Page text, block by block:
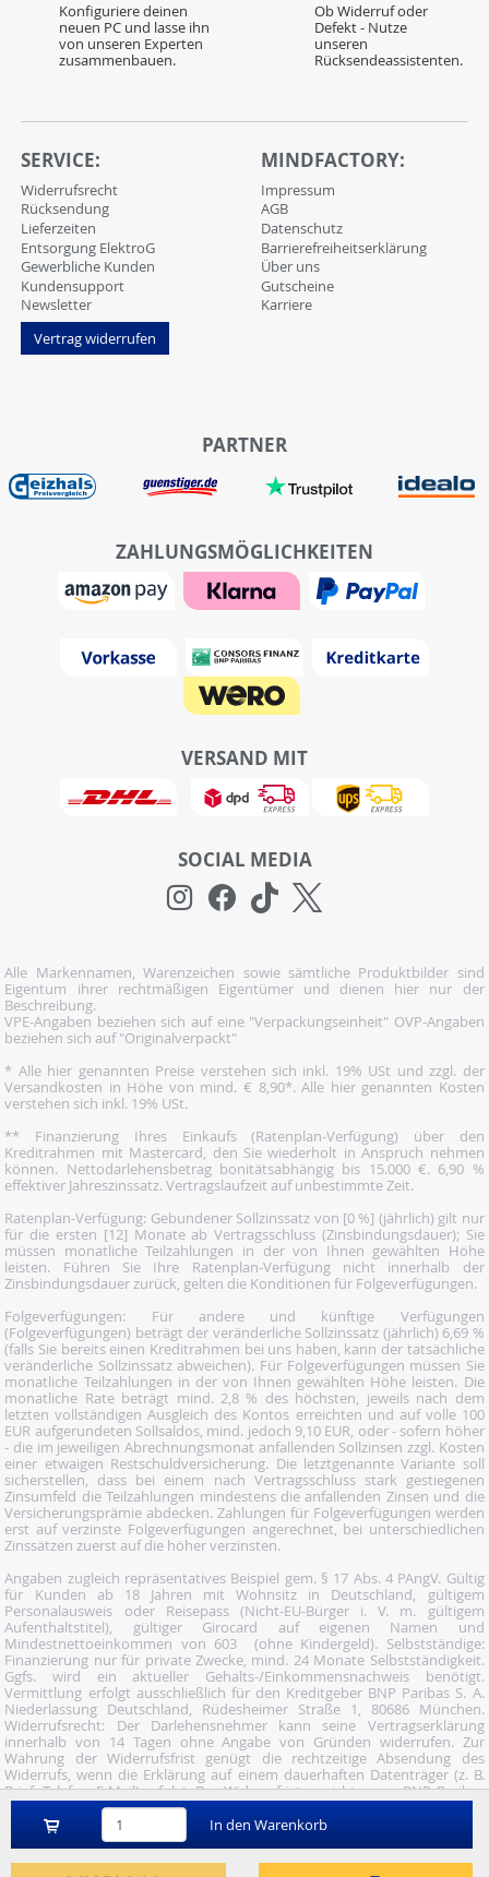
In den Warenkorb
Konfiguriere deinen
neuen PC und lasse ihn
von unseren Experten
zusammenbauen.
Ob Widerruf oder
Defekt - Nutze
unseren
Rücksendeassistenten.
SERVICE:
Widerrufsrecht
Rücksendung
Lieferzeiten
Entsorgung ElektroG
Gewerbliche Kunden
Kundensupport
Newsletter
Vertrag widerrufen
MINDFACTORY:
Impressum
AGB
Datenschutz
Barrierefreiheitserklärung
Über uns
Gutscheine
Karriere
PARTNER
ZAHLUNGSMÖGLICHKEITEN
VERSAND MIT
SOCIAL MEDIA
Alle Markennamen, Warenzeichen sowie sämtliche Produktbilder sind
Eigentum ihrer rechtmäßigen Eigentümer und dienen hier nur der
Beschreibung.
VPE-Angaben beziehen sich auf eine "Verpackungseinheit" OVP-Angaben
beziehen sich auf "Originalverpackt"
* Alle hier genannten Preise verstehen sich inkl. 19% USt und zzgl. der
Versandkosten in Höhe von mind. € 8,90*. Alle hier genannten Kosten
verstehen sich inkl. 19% USt.
** Finanzierung Ihres Einkaufs (Ratenplan-Verfügung) über den
Kreditrahmen mit Mastercard, den Sie wiederholt in Anspruch nehmen
können. Nettodarlehensbetrag bonitätsabhängig bis 15.000 €. 6,90 %
effektiver Jahreszinssatz. Vertragslaufzeit auf unbestimmte Zeit.
Ratenplan-Verfügung: Gebundener Sollzinssatz von [0 %] (jährlich) gilt nur
für die ersten [12] Monate ab Vertragsschluss (Zinsbindungsdauer); Sie
müssen monatliche Teilzahlungen in der von Ihnen gewählten Höhe
leisten. Führen Sie Ihre Ratenplan-Verfügung nicht innerhalb der
Zinsbindungsdauer zurück, gelten die Konditionen für Folgeverfügungen.
Folgeverfügungen: Für andere und künftige Verfügungen
(Folgeverfügungen) beträgt der veränderliche Sollzinssatz (jährlich) 6,69 %
(falls Sie bereits einen Kreditrahmen bei uns haben, kann der tatsächliche
veränderliche Sollzinssatz abweichen). Für Folgeverfügungen müssen Sie
monatliche Teilzahlungen in der von Ihnen gewählten Höhe leisten. Die
monatliche Rate beträgt mind. 2,8 % des höchsten, jeweils nach dem
letzten vollständigen Ausgleich des Kontos erreichten und auf volle 100
EUR aufgerundeten Sollsaldos, mind. jedoch 9,10 EUR, oder - sofern höher
- die im jeweiligen Abrechnungsmonat anfallenden Sollzinsen zzgl. Kosten
einer etwaigen Restschuldversicherung. Die letztgenannte Variante soll
sicherstellen, dass bei einem nach Vertragsschluss stark gestiegenen
Zinsumfeld die Teilzahlungen mindestens die anfallenden Zinsen und die
Versicherungsprämie abdecken. Zahlungen für Folgeverfügungen werden
erst auf verzinste Folgeverfügungen angerechnet, bei unterschiedlichen
Zinssätzen zuerst auf die höher verzinsten.
Angaben zugleich repräsentatives Beispiel gem. § 17 Abs. 4 PAngV. Gültig
für Kunden ab 18 Jahren mit Wohnsitz in Deutschland, gültigem
Personalausweis oder Reisepass (Nicht-EU-Bürger i. V. m. gültigem
Aufenthaltstitel), gültiger Girocard auf eigenen Namen und
Mindestnettoeinkommen von 603  (ohne Kindergeld). Selbstständige:
Finanzierung nur für private Zwecke, mind. 24 Monate Selbstständigkeit.
Ggfs. wird ein aktueller Gehalts-/Einkommensnachweis benötigt.
Vermittlung erfolgt ausschließlich für den Kreditgeber BNP Paribas S. A.
Niederlassung Deutschland, Rüdesheimer Straße 1, 80686 München.
Widerrufsrecht: Der Darlehensnehmer kann seine Vertragserklärung
innerhalb von 14 Tagen ohne Angabe von Gründen widerrufen. Zur
Wahrung der Widerrufsfrist genügt die rechtzeitige Absendung des
Widerrufs, wenn die Erklärung auf einem dauerhaften Datenträger (z. B.
Brief, Telefax, E-Mail) erfolgt. Der Widerruf ist zu richten an: BNP Paribas
S.A. Niederlassung Deutschland, Wuhanstraße 5, 47051 Duisburg (Fax: 02
03/34 69 54-09; Tel.: 02 03/34 69 54-02; E- Mail:
widerruf@consorsfinanz.de).
Nutze unser Midnight-Shopping und bestelle versandkostenfrei.